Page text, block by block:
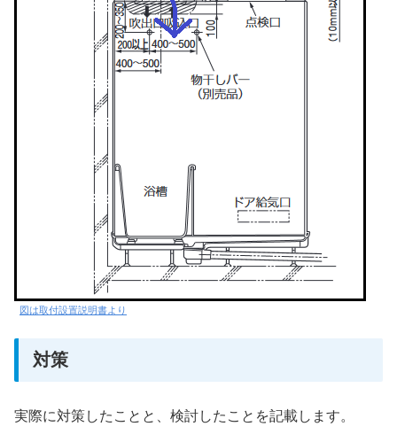
図は取付設置説明書より
対策
実際に対策したことと、検討したことを記載します。